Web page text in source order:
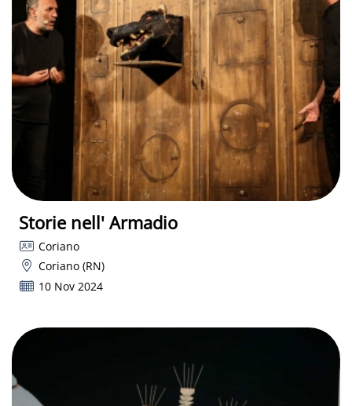
Storie nell' Armadio
Coriano
Coriano (RN)
10 Nov 2024